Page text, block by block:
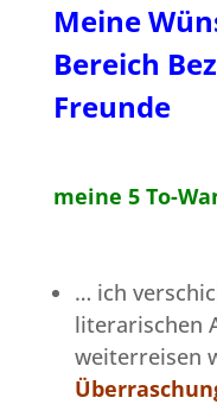
Meine
Bereich
Freunde
meine 5 To-
… ich
literarischen
weiterreisen